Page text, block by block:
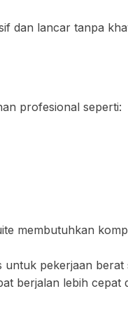
dan lancar tanpa
profesional seperti:
membutuhkan
untuk pekerjaan berat
berjalan lebih cepat